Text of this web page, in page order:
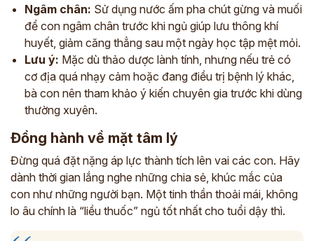
Ngâm chân: Sử dụng nước ấm pha chút gừng và muối
để con ngâm chân trước khi ngủ giúp lưu thông khí
huyết, giảm căng thẳng sau một ngày học tập mệt mỏi.
Lưu ý: Mặc dù thảo dược lành tính, nhưng nếu trẻ có
cơ địa quá nhạy cảm hoặc đang điều trị bệnh lý khác,
bà con nên tham khảo ý kiến chuyên gia trước khi dùng
thường xuyên.
Đồng hành về mặt tâm lý
Đừng quá đặt nặng áp lực thành tích lên vai các con. Hãy
dành thời gian lắng nghe những chia sẻ, khúc mắc của
con như những người bạn. Một tinh thần thoải mái, không
lo âu chính là “liều thuốc” ngủ tốt nhất cho tuổi dậy thì.